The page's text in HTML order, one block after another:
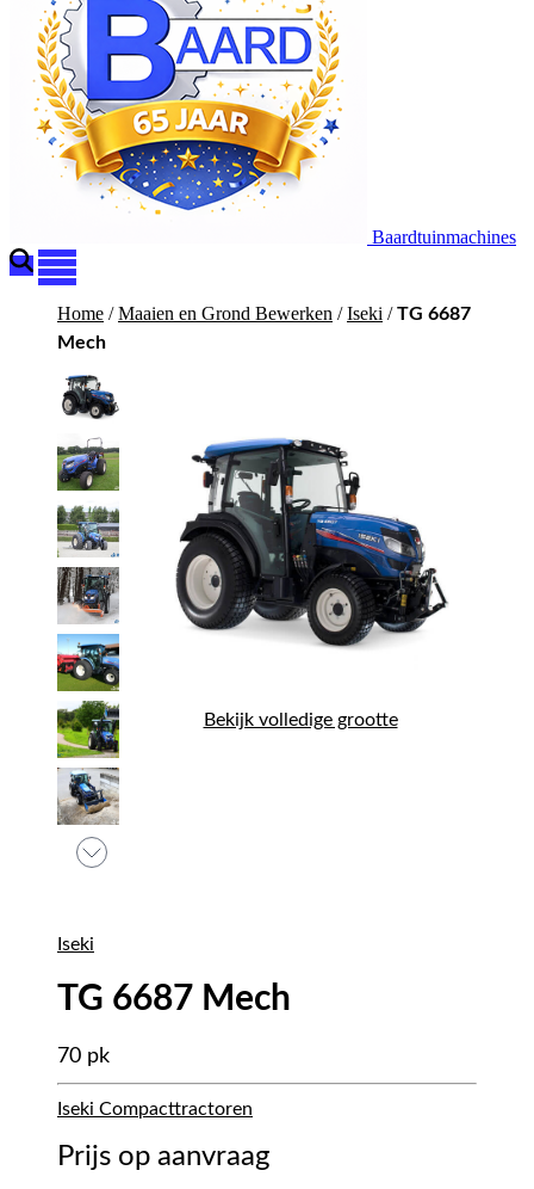
Baardtuinmachines
Home /Maaien en Grond Bewerken /Iseki /TG 6687
Mech
Bekijk volledige grootte
Iseki
TG 6687 Mech
70 pk
Iseki Compacttractoren
Prijs op aanvraag